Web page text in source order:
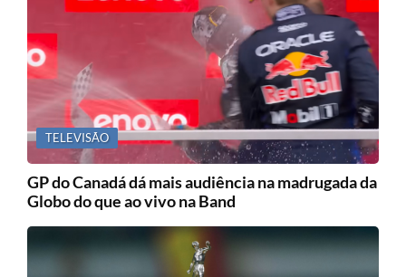
TELEVISÃO
GP do Canadá dá mais audiência na madrugada da
Globo do que ao vivo na Band